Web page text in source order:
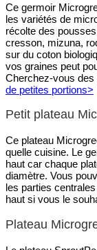
Ce germoir
les variétés de
récolte des
cresson, mizuna,
sur du coton
vos graines peut
Cherchez-vous
de petites portions>
Petit plateau
Ce plateau
quelle cuisine. Le
haut car chaque
diamètre. Vous
les parties
haut si vous le
Plateau